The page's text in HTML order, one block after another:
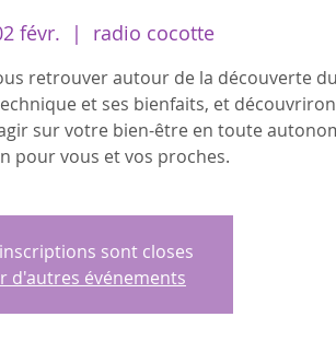
févr.
  |
radio cocotte
retrouver autour de la découverte
et ses bienfaits, et
sur votre bien-être en toute
pour vous et vos proches.
sont closes
d'autres événements